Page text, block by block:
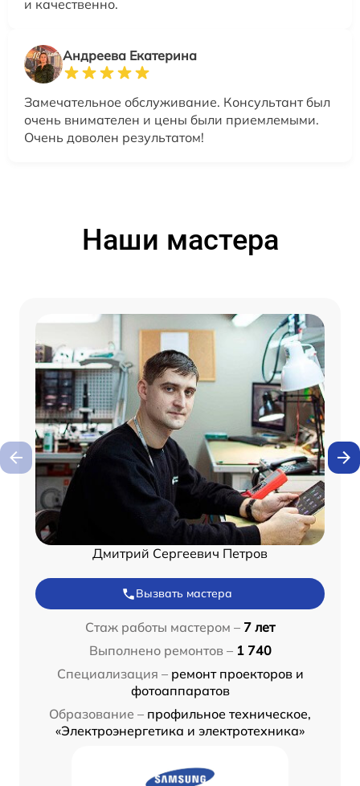
и качественно.
Андреева Екатерина
Замечательное обслуживание. Консультант был
очень внимателен и цены были приемлемыми.
Очень доволен результатом!
Наши мастера
Дмитрий Сергеевич Петров
Вызвать мастера
Стаж работы мастером – 7 лет
Выполнено ремонтов – 1 740
Специализация – ремонт проекторов и
фотоаппаратов
Образование – профильное техническое,
«Электроэнергетика и электротехника»